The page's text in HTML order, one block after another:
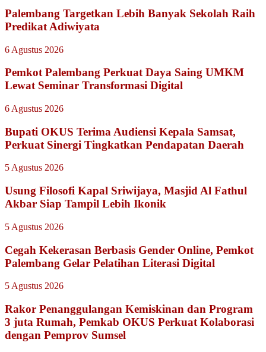
Palembang Targetkan Lebih Banyak Sekolah Raih
Predikat Adiwiyata
6 Agustus 2026
Pemkot Palembang Perkuat Daya Saing UMKM
Lewat Seminar Transformasi Digital
6 Agustus 2026
Bupati OKUS Terima Audiensi Kepala Samsat,
Perkuat Sinergi Tingkatkan Pendapatan Daerah
5 Agustus 2026
Usung Filosofi Kapal Sriwijaya, Masjid Al Fathul
Akbar Siap Tampil Lebih Ikonik
5 Agustus 2026
Cegah Kekerasan Berbasis Gender Online, Pemkot
Palembang Gelar Pelatihan Literasi Digital
5 Agustus 2026
Rakor Penanggulangan Kemiskinan dan Program
3 juta Rumah, Pemkab OKUS Perkuat Kolaborasi
dengan Pemprov Sumsel